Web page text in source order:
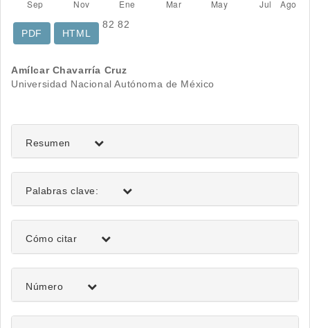
82
PDF
82
HTML
Contenido
del
artículo
Amílcar Chavarría Cruz
Universidad Nacional Autónoma de México
Resumen
Palabras clave:
Detalles
del
artículo
Cómo citar
Número